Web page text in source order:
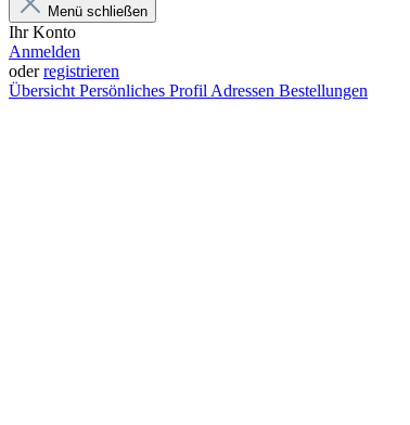
Menü schließen
Ihr Konto
Anmelden
oderregistrieren
Übersicht Persönliches Profil Adressen Bestellungen